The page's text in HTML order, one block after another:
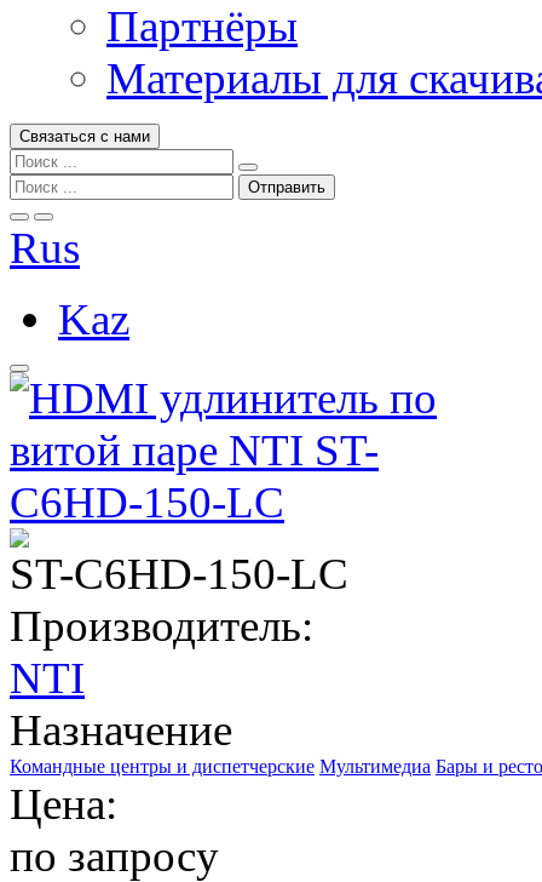
Партнёры
Материалы для
Связаться с нами
Rus
Kaz
ST-C6HD-150-LC
Производитель:
NTI
Назначение
Командные центры и диспетчерские Мультимедиа Бары и
Цена:
по запросу